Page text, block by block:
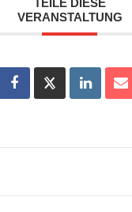
VERANSTALTUNG